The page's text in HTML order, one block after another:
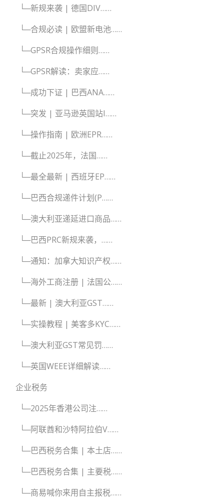
└─新规来袭 | 德国DIV……
└─合规必读 | 欧盟新电池……
└─GPSR合规操作细则……
└─GPSR解读：卖家应……
└─成功下证 | 巴西ANA……
└─突发 | 亚马逊英国站I……
└─操作指南 | 欧洲EPR……
└─截止2025年，法国……
└─最全最新 | 西班牙EP……
└─巴西合规递件计划(P……
└─澳大利亚递延进口商品……
└─巴西PRC新规来袭，……
└─通知：加拿大知识产权……
└─海外工商注册 | 法国公……
└─最新 | 澳大利亚GST……
└─实操教程 | 美客多KYC……
└─澳大利亚GST常见罚……
└─英国WEEE详细解读……
企业税务
└─2025年香港公司注……
└─阿联酋和沙特阿拉伯V……
└─巴西税务合集 | 本土店……
└─巴西税务合集 | 主要税……
└─商易喊你来用自主报税……